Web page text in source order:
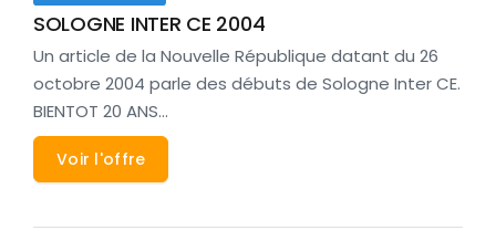
SOLOGNE INTER CE 2004
Un article de la Nouvelle République datant du 26
octobre 2004 parle des débuts de Sologne Inter CE.
BIENTOT 20 ANS…
Voir l'offre